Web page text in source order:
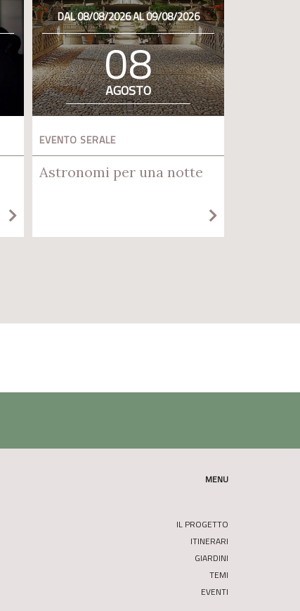
DAL 08/08/2026 AL 09/08/2026
08
AGOSTO
EVENTO SERALE
Astronomi per una notte
MENU
IL PROGETTO
ITINERARI
GIARDINI
TEMI
EVENTI